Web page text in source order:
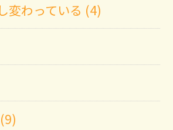
変わっている (4)